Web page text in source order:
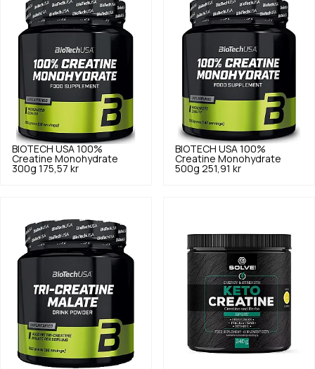
BIOTECH USA 100%
Creatine Monohydrate
300g 175,57 kr
BIOTECH USA 100%
Creatine Monohydrate
500g 251,91 kr